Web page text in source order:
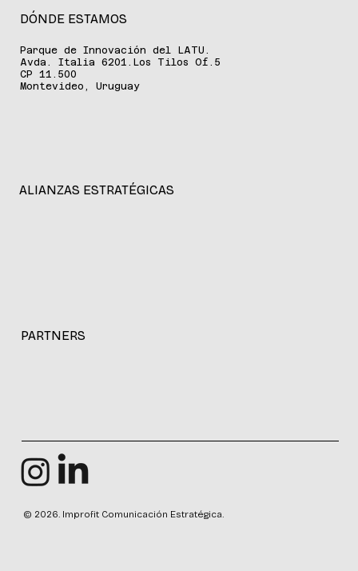
DÓNDE ESTAMOS
Parque de Innovación del LATU.
Avda. Italia 6201.Los Tilos Of.5
CP 11.500
Montevideo, Uruguay
ALIANZAS ESTRATÉGICAS
PARTNERS
© 2026. Improfit Comunicación Estratégica.